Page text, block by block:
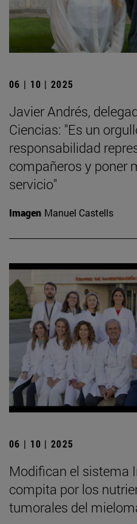
06 | 10 | 2025
Javier Andrés,
Ciencias: "Es un
responsabilidad
compañeros y poner
servicio"
Imagen Manuel Castells
06 | 10 | 2025
Modifican el sistema
compita por los
tumorales del